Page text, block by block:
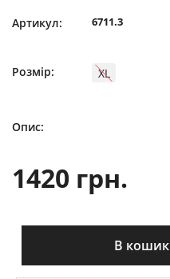
Артикул: 6711.3
Розмір: XL
Опис:
1420 грн.
В кошик